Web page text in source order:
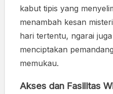
kabut tipis yang
menambah kesan
hari tertentu, ngarai
menciptakan
memukau.
Akses dan Fasilitas